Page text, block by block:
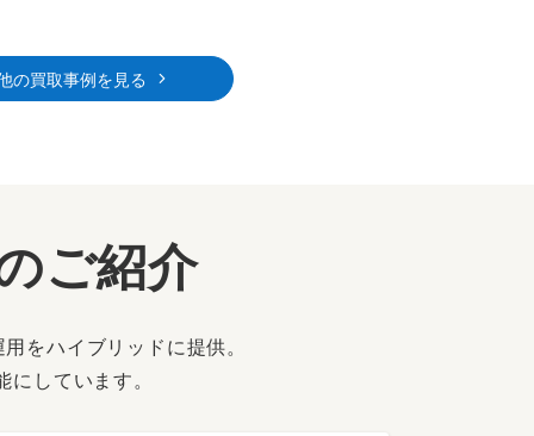
の買取事例を見る
ご紹介
をハイブリッドに提供。
しています。